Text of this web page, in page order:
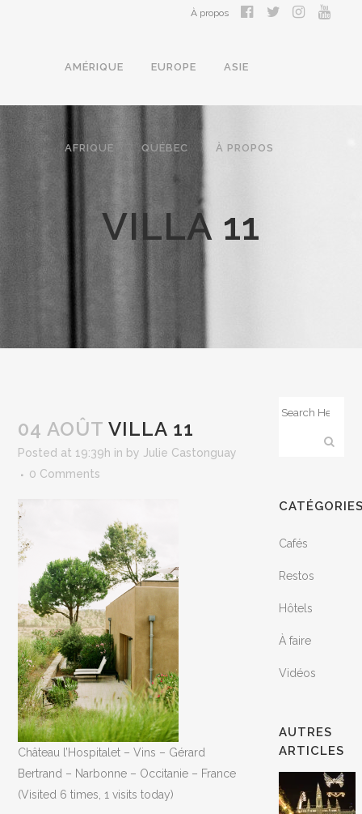
À propos
AMÉRIQUE EUROPE ASIE
AFRIQUE QUÉBEC À PROPOS
VILLA 11
04 AOÛT VILLA 11
Posted at 19:39h in by Julie Castonguay
0 Comments
Château l’Hospitalet – Vins – Gérard
Bertrand – Narbonne – Occitanie – France
(Visited 6 times, 1 visits today)
Cafés
Restos
Hôtels
À faire
Vidéos
AUTRES
ARTICLES